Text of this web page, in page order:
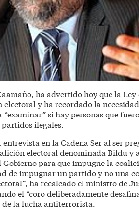
ha advertido hoy que la Ley
y ha recordado la
si hay personas que
ilegales.
en la Cadena Ser al ser
electoral denominada Bildu y
Gobierno para que impugne la
de impugnar un partido y no una
ha recalcado el ministro de
el “coro deliberadamente
de la lucha antiterrorista.